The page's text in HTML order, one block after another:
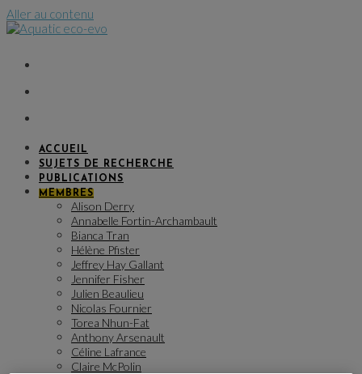
Aller au contenu
ACCUEIL
SUJETS DE RECHERCHE
PUBLICATIONS
MEMBRES
Alison Derry
Annabelle Fortin-Archambault
Bianca Tran
Hélène Pfister
Jeffrey Hay Gallant
Jennifer Fisher
Julien Beaulieu
Nicolas Fournier
Torea Nhun-Fat
Anthony Arsenault
Céline Lafrance
Claire McPolin